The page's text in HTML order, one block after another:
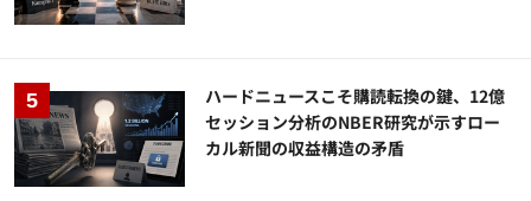
ハードニュースこそ購読転換の鍵、12億
セッション分析のNBER研究が示すロー
カル新聞の収益構造の矛盾